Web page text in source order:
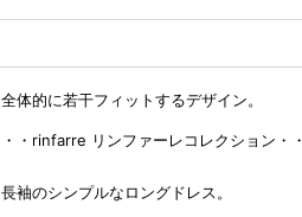
全体的に若干フィットするデザイン。
・・rinfarre リンファーレコレクション・・
長袖のシンプルなロングドレス。